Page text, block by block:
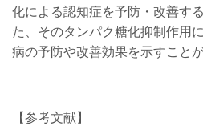
化による認知症を予防・改善す
た、そのタンパク糖化抑制作用
病の予防や改善効果を示すこと
【参考文献】